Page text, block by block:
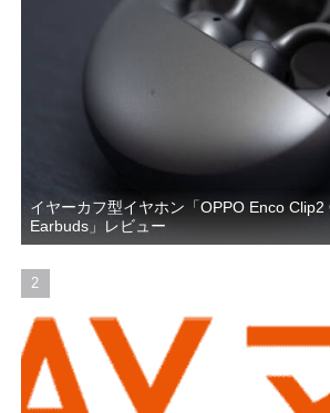
イヤーカフ型イヤホン「OPPO Enco Clip2
Earbuds」レビュー